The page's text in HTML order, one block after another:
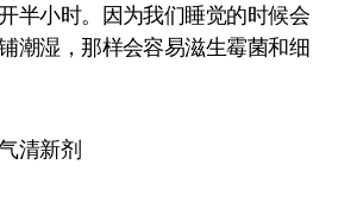
半小时。因为我们睡觉的时候会
潮湿，那样会容易滋生霉菌和细
清新剂